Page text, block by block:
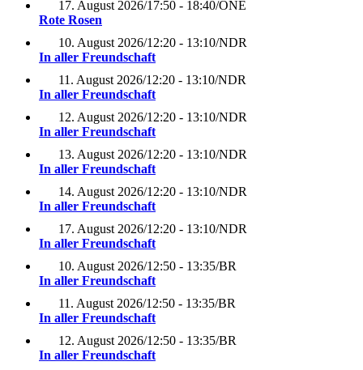
17. August 2026/17:50 - 18:40/ONE
Rote Rosen
10. August 2026/12:20 - 13:10/NDR
In aller Freundschaft
11. August 2026/12:20 - 13:10/NDR
In aller Freundschaft
12. August 2026/12:20 - 13:10/NDR
In aller Freundschaft
13. August 2026/12:20 - 13:10/NDR
In aller Freundschaft
14. August 2026/12:20 - 13:10/NDR
In aller Freundschaft
17. August 2026/12:20 - 13:10/NDR
In aller Freundschaft
10. August 2026/12:50 - 13:35/BR
In aller Freundschaft
11. August 2026/12:50 - 13:35/BR
In aller Freundschaft
12. August 2026/12:50 - 13:35/BR
In aller Freundschaft